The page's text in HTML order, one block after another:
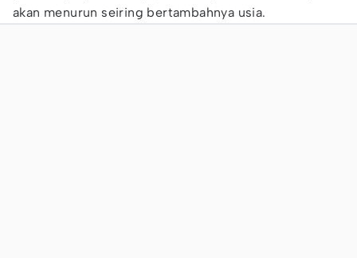
akan menurun seiring bertambahnya usia.